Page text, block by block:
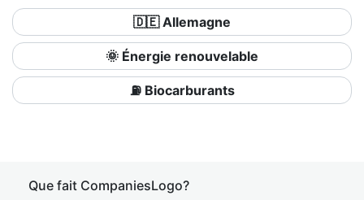
🇩🇪 Allemagne
🌞 Énergie renouvelable
⛽ Biocarburants
Que fait CompaniesLogo?